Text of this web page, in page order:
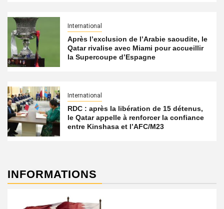
International
Après l’exclusion de l’Arabie saoudite, le
Qatar rivalise avec Miami pour accueillir
la Supercoupe d’Espagne
International
RDC : après la libération de 15 détenus,
le Qatar appelle à renforcer la confiance
entre Kinshasa et l’AFC/M23
INFORMATIONS